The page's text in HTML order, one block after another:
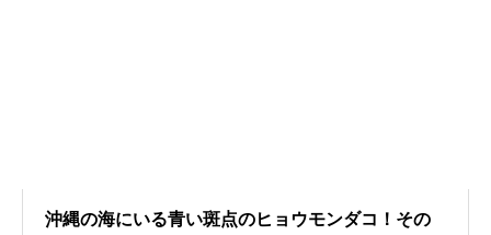
沖縄の海にいる青い斑点のヒョウモンダコ！その